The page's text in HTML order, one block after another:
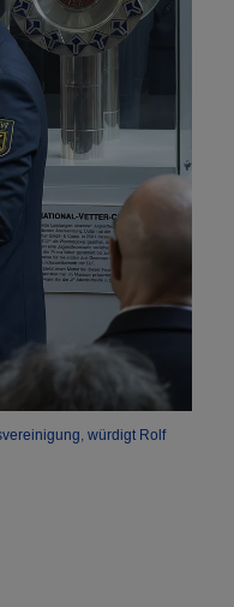
würdigt Rolf